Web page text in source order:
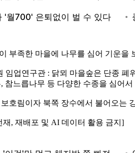
부족한 마을에 나무를 심어 기운을
임업연구관 : 닭뫼 마을숲은 단종
참느릅나무 등 다양한 수종을 심어
호림이자 북쪽 장수에서 불어오는
, 재배포 및 AI 데이터 활용 금지]